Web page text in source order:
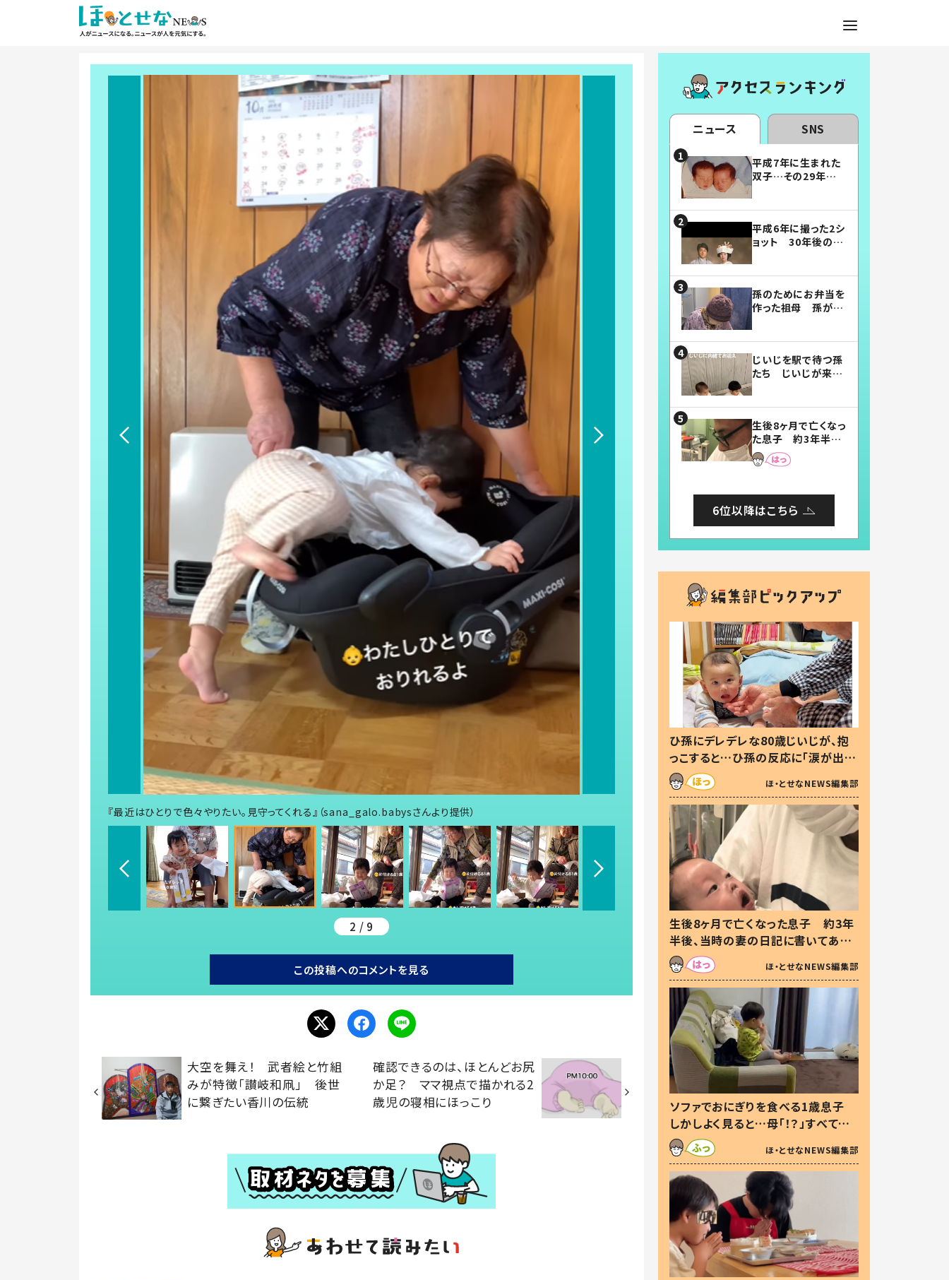
『最近はひとりで色々やりたい。見守ってくれる』（sana_galo.babysさんより提供）
2 / 9
この投稿へのコメントを見る
大空を舞え！ 武者絵と竹組
みが特徴「讃岐和凧」 後世
に繋ぎたい香川の伝統
確認できるのは、ほとんどお尻
か足？ ママ視点で描かれる2
歳児の寝相にほっこり
ニュース SNS
平成7年に生まれた
双子…その29年後
平成6年に撮った2シ
ョット 30年後の姿
孫のためにお弁当を
作った祖母 孫が絶
じいじを駅で待つ孫
たち じいじが来た
まらない」「幸せにな
れる」
生後8ヶ月で亡くなっ
た息子 約3年半
後、当時の妻の日記
に書いてあった本音
6位以降はこちら
ひ孫にデレデレな80歳じいじが、抱
っこすると…ひ孫の反応に「涙が出ま
した」「可愛くて仕方ない」
ほ・とせなNEWS編集部
生後8ヶ月で亡くなった息子 約3年
半後、当時の妻の日記に書いてあっ
た本音とは
ほ・とせなNEWS編集部
ソファでおにぎりを食べる1歳息子
しかしよく見ると…母「！？」すべてを
察した母の投稿に「可愛いから許
す！」「現行犯〜」
ほ・とせなNEWS編集部